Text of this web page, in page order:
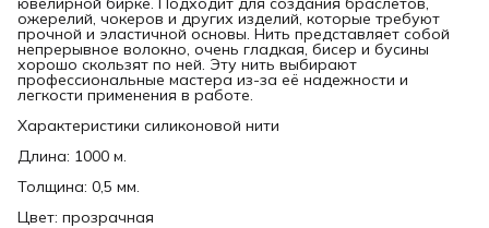
ожерелий, чокеров и других изделий, которые требуют
прочной и эластичной основы. Нить представляет собой
непрерывное волокно, очень гладкая, бисер и бусины
хорошо скользят по ней. Эту нить выбирают
профессиональные мастера из-за её надежности и
легкости применения в работе.
Характеристики силиконовой нити
Длина: 1000 м.
Толщина: 0,5 мм.
Цвет: прозрачная